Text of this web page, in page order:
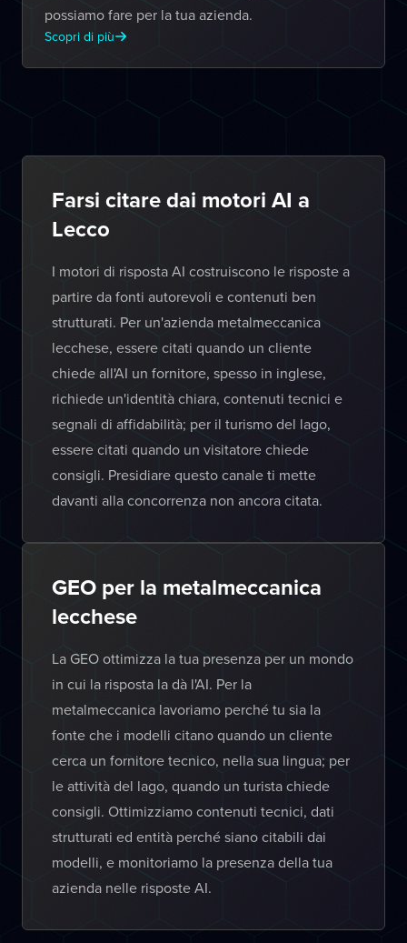
possiamo fare per la tua azienda.
Scopri di più
Farsi citare dai motori AI a
Lecco
I motori di risposta AI costruiscono le risposte a
partire da fonti autorevoli e contenuti ben
strutturati. Per un'azienda metalmeccanica
lecchese, essere citati quando un cliente
chiede all'AI un fornitore, spesso in inglese,
richiede un'identità chiara, contenuti tecnici e
segnali di affidabilità; per il turismo del lago,
essere citati quando un visitatore chiede
consigli. Presidiare questo canale ti mette
davanti alla concorrenza non ancora citata.
GEO per la metalmeccanica
lecchese
La GEO ottimizza la tua presenza per un mondo
in cui la risposta la dà l'AI. Per la
metalmeccanica lavoriamo perché tu sia la
fonte che i modelli citano quando un cliente
cerca un fornitore tecnico, nella sua lingua; per
le attività del lago, quando un turista chiede
consigli. Ottimizziamo contenuti tecnici, dati
strutturati ed entità perché siano citabili dai
modelli, e monitoriamo la presenza della tua
azienda nelle risposte AI.